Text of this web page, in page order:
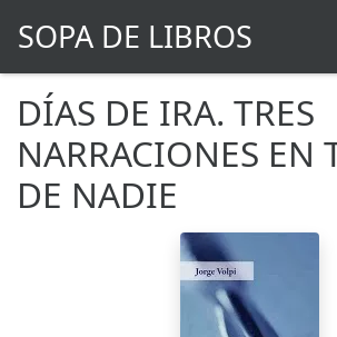
SOPA DE LIBROS
DÍAS DE IRA. TRES
NARRACIONES EN
DE NADIE